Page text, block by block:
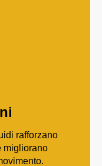
rafforzano
migliorano